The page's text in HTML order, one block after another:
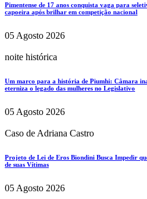
Pimentense de 17 anos conquista vaga para
capoeira após brilhar em competição nacional
05 Agosto 2026
noite histórica
Um marco para a história de Piumhi: Câmara
eterniza o legado das mulheres no Legislativo
05 Agosto 2026
Caso de Adriana Castro
Projeto de Lei de Eros Biondini Busca Impedir
de suas Vítimas
05 Agosto 2026